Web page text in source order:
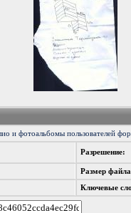
и фотоальбомы пользователей
Разрешение:
Размер
Ключевые